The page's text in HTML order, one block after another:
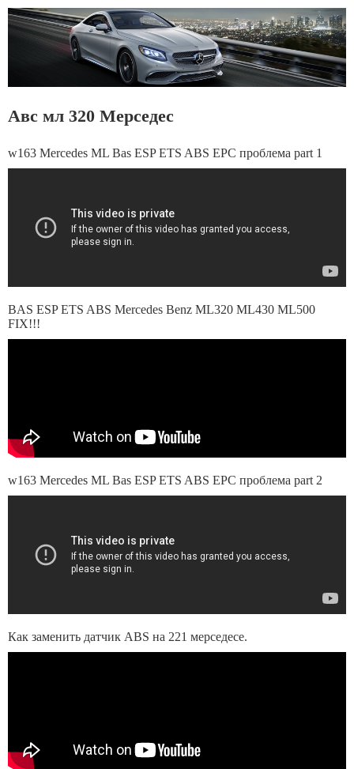
Авс мл 320 Мерседес
w163 Mercedes ML Bas ESP ETS ABS EPC проблема part 1
BAS ESP ETS ABS Mercedes Benz ML320 ML430 ML500
FIX!!!
w163 Mercedes ML Bas ESP ETS ABS EPC проблема part 2
Как заменить датчик ABS на 221 мерседесе.